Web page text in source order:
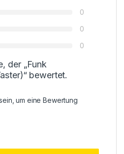
0
0
0
der „Funk
bewertet.
um eine Bewertung